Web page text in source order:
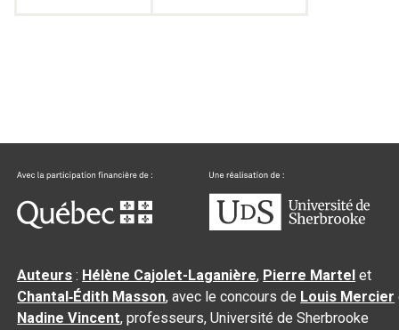
Auteurs : Hélène Cajolet-Laganière, Pierre Martel et
Chantal‑Édith Masson, avec le concours de Louis Mercier
Nadine Vincent, professeurs, Université de Sherbrooke